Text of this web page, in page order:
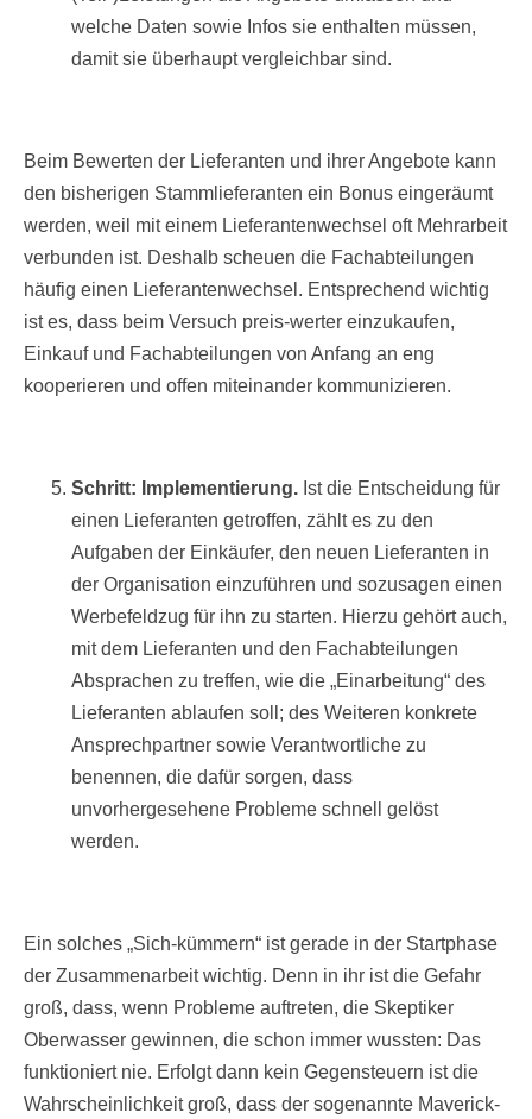
welche Daten sowie Infos sie enthalten müssen,
damit sie überhaupt vergleichbar sind.
Beim Bewerten der Lieferanten und ihrer Angebote kann
den bisherigen Stammlieferanten ein Bonus eingeräumt
werden, weil mit einem Lieferantenwechsel oft Mehrarbeit
verbunden ist. Deshalb scheuen die Fachabteilungen
häufig einen Lieferantenwechsel. Entsprechend wichtig
ist es, dass beim Versuch preis-werter einzukaufen,
Einkauf und Fachabteilungen von Anfang an eng
kooperieren und offen miteinander kommunizieren.
Schritt: Implementierung. Ist die Entscheidung für
einen Lieferanten getroffen, zählt es zu den
Aufgaben der Einkäufer, den neuen Lieferanten in
der Organisation einzuführen und sozusagen einen
Werbefeldzug für ihn zu starten. Hierzu gehört auch,
mit dem Lieferanten und den Fachabteilungen
Absprachen zu treffen, wie die „Einarbeitung“ des
Lieferanten ablaufen soll; des Weiteren konkrete
Ansprechpartner sowie Verantwortliche zu
benennen, die dafür sorgen, dass
unvorhergesehene Probleme schnell gelöst
werden.
Ein solches „Sich-kümmern“ ist gerade in der Startphase
der Zusammenarbeit wichtig. Denn in ihr ist die Gefahr
groß, dass, wenn Probleme auftreten, die Skeptiker
Oberwasser gewinnen, die schon immer wussten: Das
funktioniert nie. Erfolgt dann kein Gegensteuern ist die
Wahrscheinlichkeit groß, dass der sogenannte Maverick-